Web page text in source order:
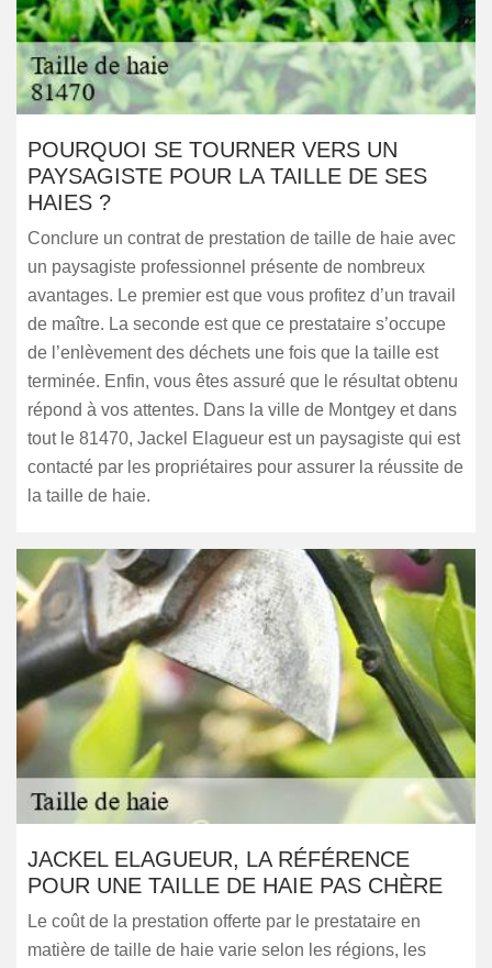
POURQUOI SE TOURNER VERS UN
PAYSAGISTE POUR LA TAILLE DE SES
HAIES ?
Conclure un contrat de prestation de taille de haie avec
un paysagiste professionnel présente de nombreux
avantages. Le premier est que vous profitez d’un travail
de maître. La seconde est que ce prestataire s’occupe
de l’enlèvement des déchets une fois que la taille est
terminée. Enfin, vous êtes assuré que le résultat obtenu
répond à vos attentes. Dans la ville de Montgey et dans
tout le 81470, Jackel Elagueur est un paysagiste qui est
contacté par les propriétaires pour assurer la réussite de
la taille de haie.
JACKEL ELAGUEUR, LA RÉFÉRENCE
POUR UNE TAILLE DE HAIE PAS CHÈRE
Le coût de la prestation offerte par le prestataire en
matière de taille de haie varie selon les régions, les